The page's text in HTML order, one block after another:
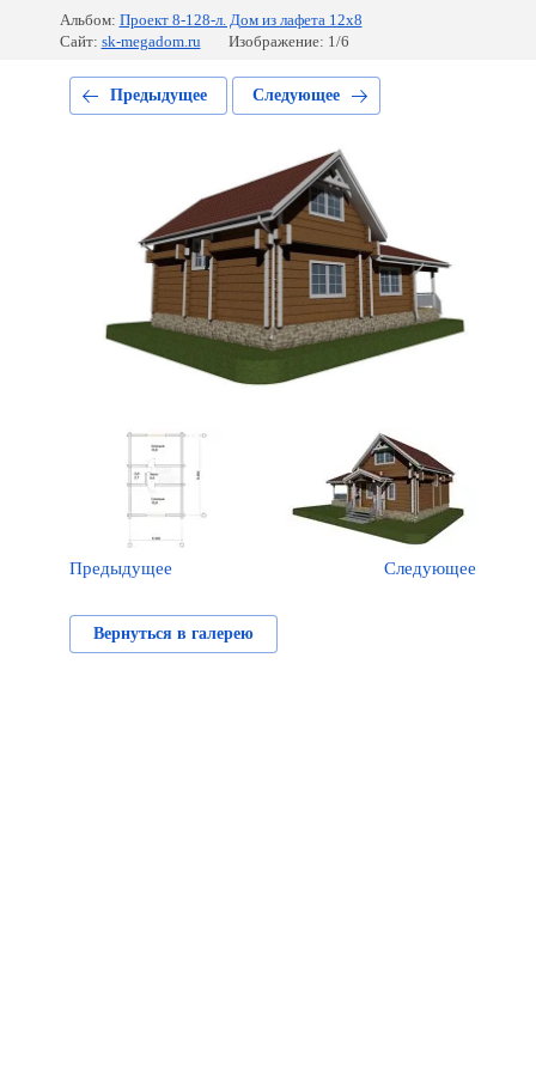
Альбом: Проект 8-128-л. Дом из лафета 12х8
Сайт: sk-megadom.ru Изображение: 1/6
Предыдущее Следующее
Предыдущее Следующее
Вернуться в галерею